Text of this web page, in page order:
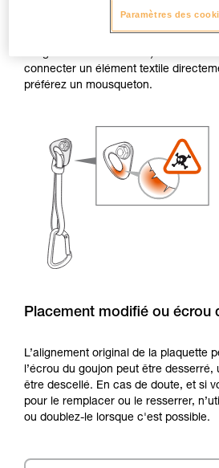
sangle ou une cordelette). En cas de
connecter un élément textile
préférez un mousqueton.
Placement modifié ou écrou
L’alignement original de la plaquette
l’écrou du goujon peut être
être descellé. En cas de doute, et si
pour le remplacer ou le resserrer,
ou doublez-le lorsque c'est possible.
Paramètres des